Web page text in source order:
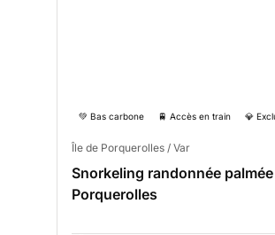
💚 Bas carbone 🚆 Accès en train 💎
Île de Porquerolles / Var
Snorkeling randonnée
Porquerolles